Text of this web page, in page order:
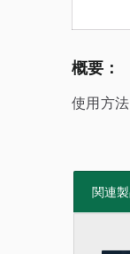
概要：
使用方
関連